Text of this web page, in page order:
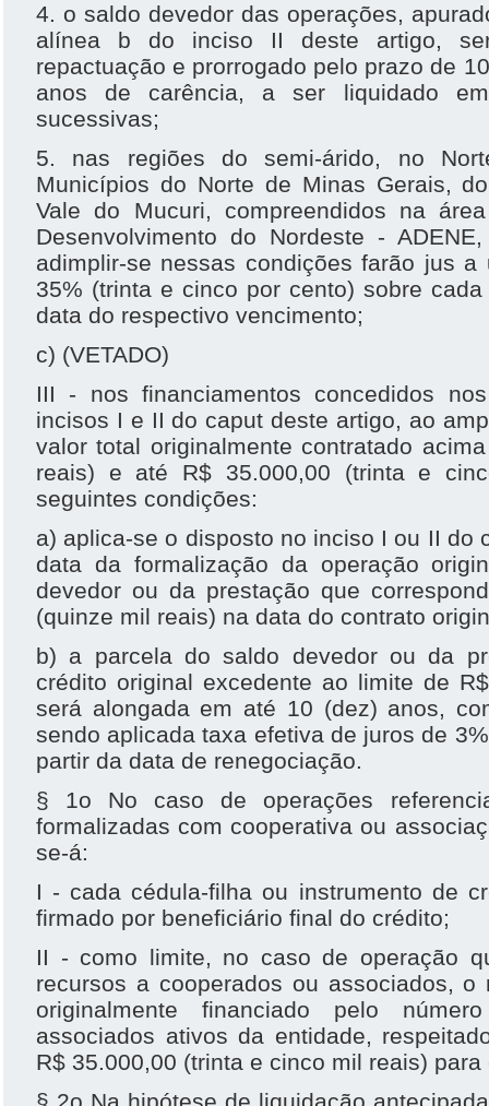
4. o saldo devedor das operações,
alínea b do inciso II deste artigo,
repactuação e prorrogado pelo prazo de
anos de carência, a ser liquidado
sucessivas;
5. nas regiões do semi-árido, no
Municípios do Norte de Minas Gerais,
Vale do Mucuri, compreendidos na
Desenvolvimento do Nordeste -
adimplir-se nessas condições farão jus
35% (trinta e cinco por cento) sobre
data do respectivo vencimento;
c) (VETADO)
III - nos financiamentos concedidos
incisos I e II do caput deste artigo, ao
valor total originalmente contratado
reais) e até R$ 35.000,00 (trinta e
seguintes condições:
a) aplica-se o disposto no inciso I ou II do
data da formalização da operação
devedor ou da prestação que
(quinze mil reais) na data do contrato
b) a parcela do saldo devedor ou da
crédito original excedente ao limite de
será alongada em até 10 (dez) anos,
sendo aplicada taxa efetiva de juros de
partir da data de renegociação.
§ 1o No caso de operações
formalizadas com cooperativa ou
se-á:
I - cada cédula-filha ou instrumento de
firmado por beneficiário final do crédito;
II - como limite, no caso de operação
recursos a cooperados ou associados,
originalmente financiado pelo
associados ativos da entidade,
R$ 35.000,00 (trinta e cinco mil reais)